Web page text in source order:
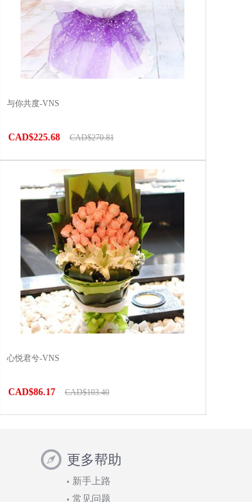
与你共度-VNS
CAD$225.68 CAD$270.81
心悦君兮-VNS
CAD$86.17 CAD$103.40
更多帮助
新手上路
常见问题